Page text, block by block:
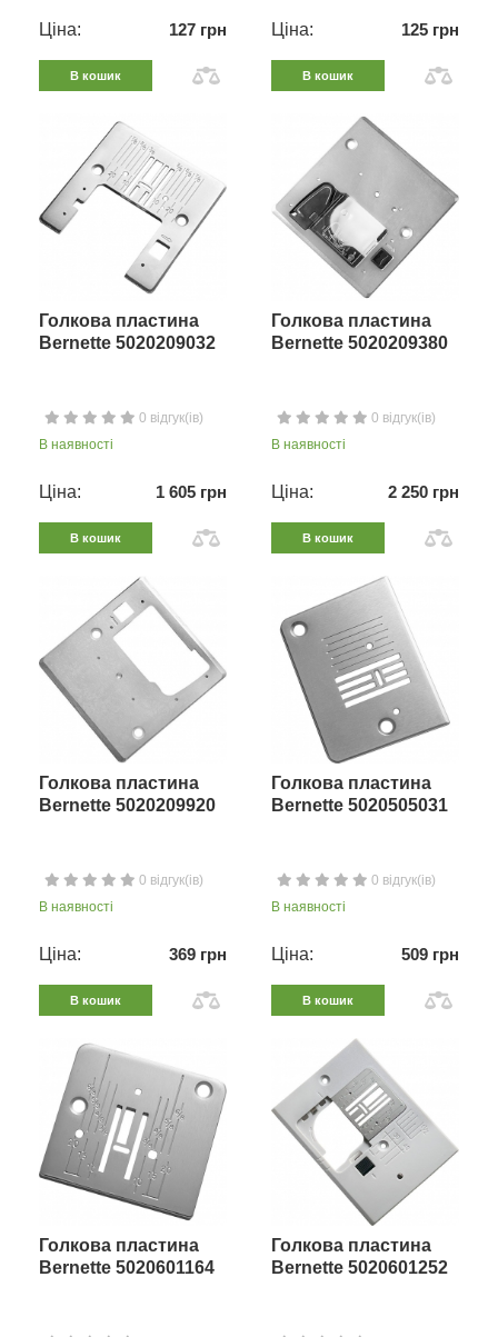
Ціна: 127 грн
В кошик
Ціна: 125 грн
В кошик
Голкова пластина
Bernette 5020209032
0 відгук(ів)
В наявності
Ціна: 1 605 грн
В кошик
Голкова пластина
Bernette 5020209380
0 відгук(ів)
В наявності
Ціна: 2 250 грн
В кошик
Голкова пластина
Bernette 5020209920
0 відгук(ів)
В наявності
Ціна: 369 грн
В кошик
Голкова пластина
Bernette 5020505031
0 відгук(ів)
В наявності
Ціна: 509 грн
В кошик
Голкова пластина
Bernette 5020601164
Голкова пластина
Bernette 5020601252